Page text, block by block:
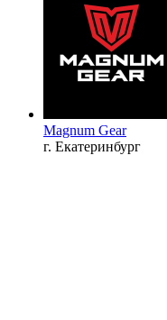
Magnum Gear
г. Екатеринбург